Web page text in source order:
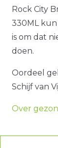
Rock City
330ML kun
is om dat
doen.
Oordeel
Schijf van
Over